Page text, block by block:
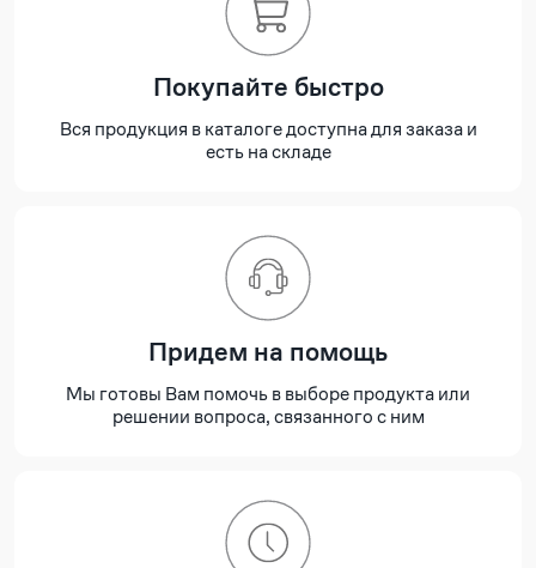
Покупайте быстро
Вся продукция в каталоге доступна для заказа и
есть на складе
Придем на помощь
Мы готовы Вам помочь в выборе продукта или
решении вопроса, связанного с ним